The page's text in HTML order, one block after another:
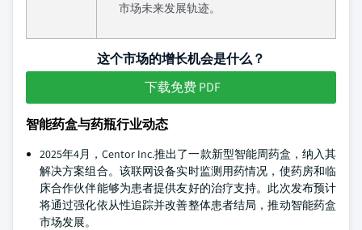
市场未来发展轨迹。
这个市场的增长机会是什么？
下载免费 PDF
智能药盒与药瓶行业动态
2025年4月，Centor Inc.推出了一款新型智能周药盒，纳入其
解决方案组合。该联网设备实时监测用药情况，使药房和临
床合作伙伴能够为患者提供友好的治疗支持。此次发布预计
将通过强化依从性追踪并改善整体患者结局，推动智能药盒
市场发展。